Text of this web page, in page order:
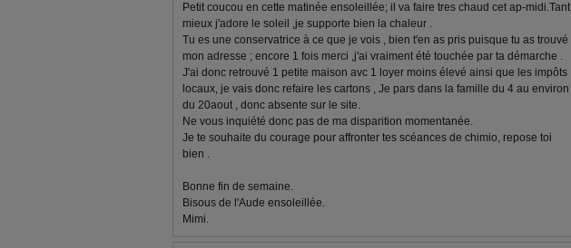
Petit coucou en cette matinée ensoleillée; il va faire tres chaud cet ap-midi.Tant
mieux j'adore le soleil ,je supporte bien la chaleur .
Tu es une conservatrice à ce que je vois , bien t'en as pris puisque tu as trouvé
mon adresse ; encore 1 fois merci ,j'ai vraiment été touchée par ta démarche .
J'ai donc retrouvé 1 petite maison avc 1 loyer moins élevé ainsi que les impôts
locaux, je vais donc refaire les cartons , Je pars dans la famille du 4 au environ
du 20aout , donc absente sur le site.
Ne vous inquiété donc pas de ma disparition momentanée.
Je te souhaite du courage pour affronter tes scéances de chimio, repose toi
bien .
Bonne fin de semaine.
Bisous de l'Aude ensoleillée.
Mimi.